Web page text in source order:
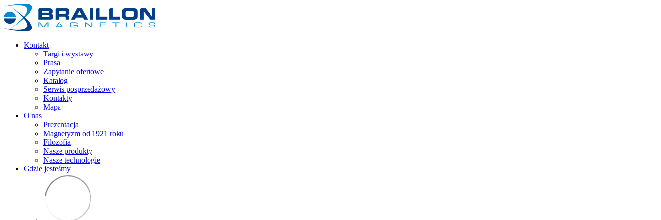
Kontakt
Targi i wystawy
Prasa
Zapytanie ofertowe
Katalog
Serwis posprzedażowy
Kontakty
Mapa
O nas
Prezentacja
Magnetyzm od 1921 roku
Filozofia
Nasze produkty
Nasze technologie
Gdzie jesteśmy